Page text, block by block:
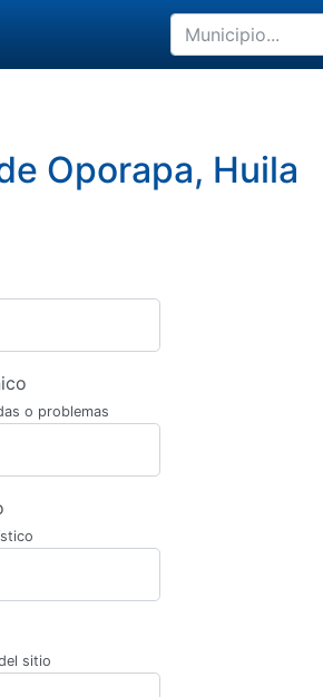
Oporapa, Huila
o problemas
sitio